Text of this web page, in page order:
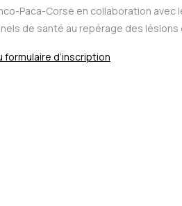
Paca-Corse en collaboration
de santé au repérage des
formulaire d’inscription